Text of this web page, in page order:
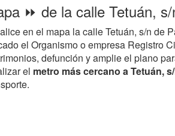
⏩ de la calle Tetuán,
en el mapa la calle Tetuán, s/n de
el Organismo o empresa Registro
defunción y amplie el plano
el metro más cercano a Tetuán,